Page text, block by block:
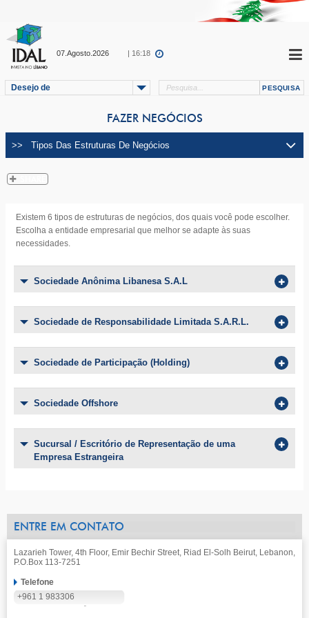
07.Agosto.2026 | 16:18
Desejo de
FAZER NEGÓCIOS
Existem 6 tipos de estruturas de negócios, dos quais você pode escolher.
Escolha a entidade empresarial que melhor se adapte às suas
necessidades.
Sociedade Anônima Libanesa S.A.L
Sociedade de Responsabilidade Limitada S.A.R.L.
Sociedade de Participação (Holding)
Sociedade Offshore
Sucursal / Escritório de Representação de uma
Empresa Estrangeira
ENTRE EM CONTATO
Lazarieh Tower, 4th Floor, Emir Bechir Street, Riad El-Solh Beirut, Lebanon,
P.O.Box 113-7251
Telefone
+961 1 983306